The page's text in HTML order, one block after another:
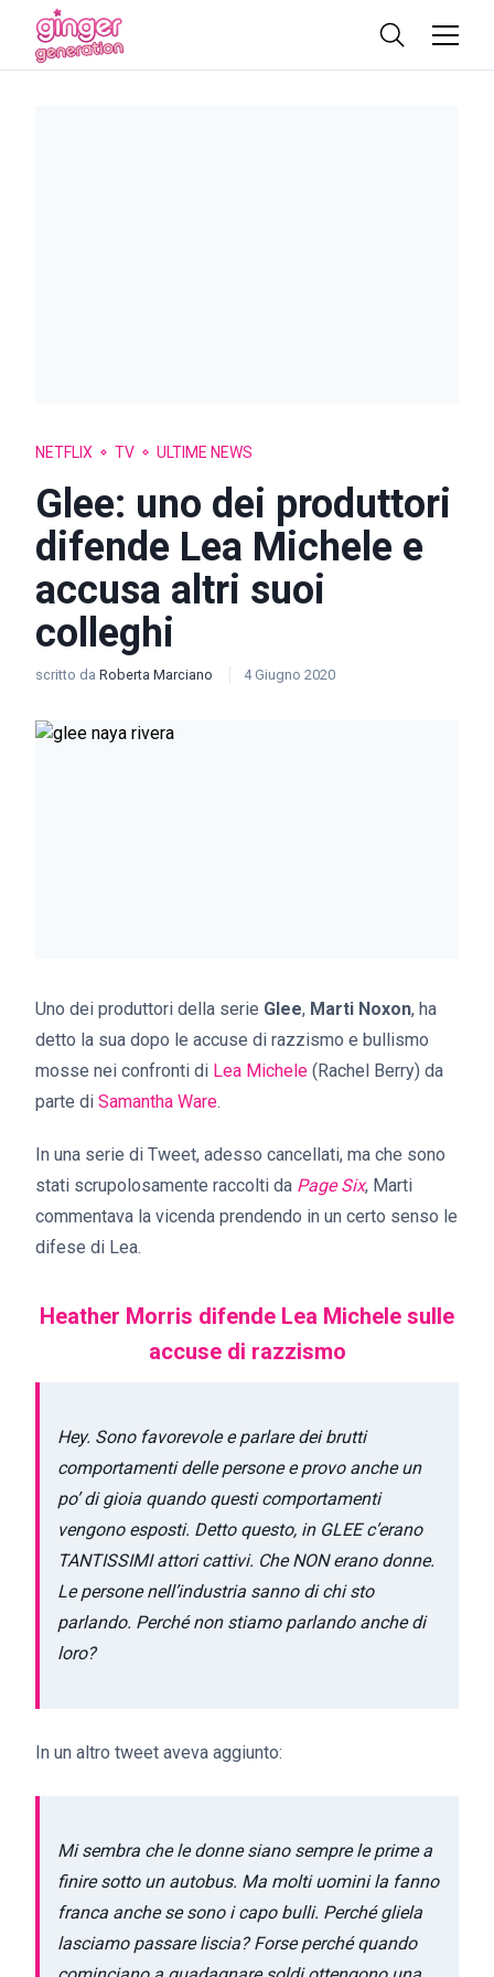
NETFLIX TV ULTIME NEWS
Glee: uno dei produttori
difende Lea Michele e
accusa altri suoi
colleghi
scritto da Roberta Marciano 4 Giugno 2020
Uno dei produttori della serie Glee, Marti Noxon, ha
detto la sua dopo le accuse di razzismo e bullismo
mosse nei confronti di Lea Michele (Rachel Berry) da
parte di Samantha Ware.
In una serie di Tweet, adesso cancellati, ma che sono
stati scrupolosamente raccolti da Page Six, Marti
commentava la vicenda prendendo in un certo senso le
difese di Lea.
Heather Morris difende Lea Michele sulle
accuse di razzismo
Hey. Sono favorevole e parlare dei brutti
comportamenti delle persone e provo anche un
po’ di gioia quando questi comportamenti
vengono esposti. Detto questo, in GLEE c’erano
TANTISSIMI attori cattivi. Che NON erano donne.
Le persone nell’industria sanno di chi sto
parlando. Perché non stiamo parlando anche di
loro?
In un altro tweet aveva aggiunto:
Mi sembra che le donne siano sempre le prime a
finire sotto un autobus. Ma molti uomini la fanno
franca anche se sono i capo bulli. Perché gliela
lasciamo passare liscia? Forse perché quando